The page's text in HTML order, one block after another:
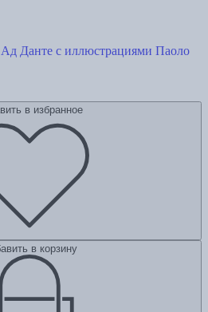
Ад Данте с иллюстрациями Паоло
в избранное
в корзину